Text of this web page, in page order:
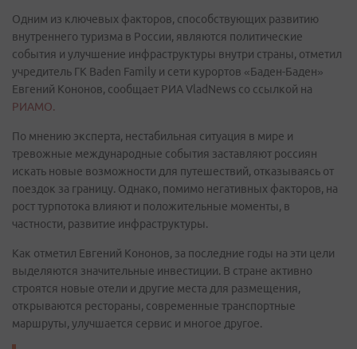
Одним из ключевых факторов, способствующих развитию
внутреннего туризма в России, являются политические
события и улучшение инфраструктуры внутри страны, отметил
учредитель ГК Baden Family и сети курортов «Баден-Баден»
Евгений Кононов, сообщает РИА VladNews со ссылкой на
РИАМО.
По мнению эксперта, нестабильная ситуация в мире и
тревожные международные события заставляют россиян
искать новые возможности для путешествий, отказываясь от
поездок за границу. Однако, помимо негативных факторов, на
рост турпотока влияют и положительные моменты, в
частности, развитие инфраструктуры.
Как отметил Евгений Кононов, за последние годы на эти цели
выделяются значительные инвестиции. В стране активно
строятся новые отели и другие места для размещения,
открываются рестораны, современные транспортные
маршруты, улучшается сервис и многое другое.